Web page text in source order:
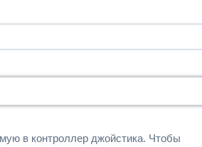
в контроллер джойстика. Чтобы